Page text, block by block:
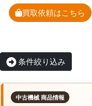
買取依頼はこちら
条件絞り込み
中古機械 商品情報